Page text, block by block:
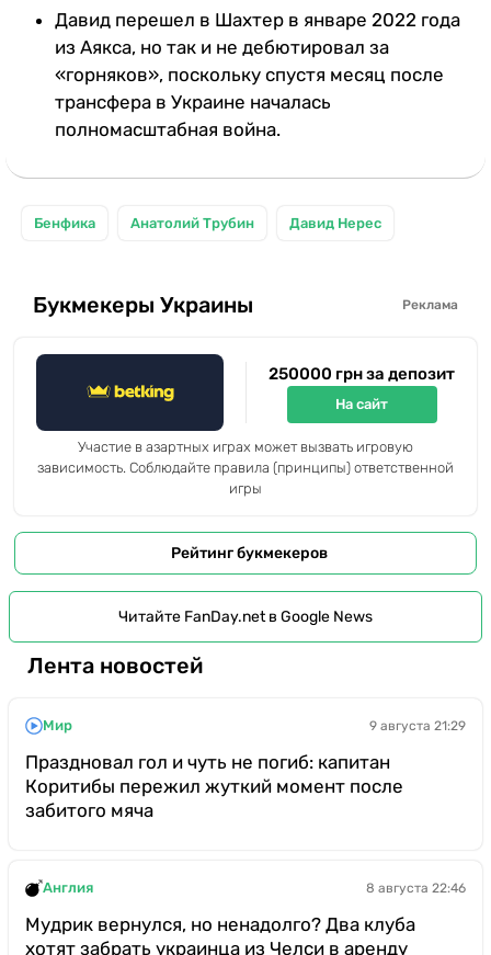
Давид перешел в Шахтер в январе 2022 года
из Аякса, но так и не дебютировал за
«горняков», поскольку спустя месяц после
трансфера в Украине началась
полномасштабная война.
Бенфика Анатолий Трубин Давид Нерес
Букмекеры Украины Реклама
250000 грн за депозит
На сайт
Участие в азартных играх может вызвать игровую
зависимость. Соблюдайте правила (принципы) ответственной
игры
Рейтинг букмекеров
Читайте FanDay.net в Google News
Лента новостей
Мир 9 августа 21:29
Праздновал гол и чуть не погиб: капитан
Коритибы пережил жуткий момент после
забитого мяча
Англия 8 августа 22:46
Мудрик вернулся, но ненадолго? Два клуба
хотят забрать украинца из Челси в аренду